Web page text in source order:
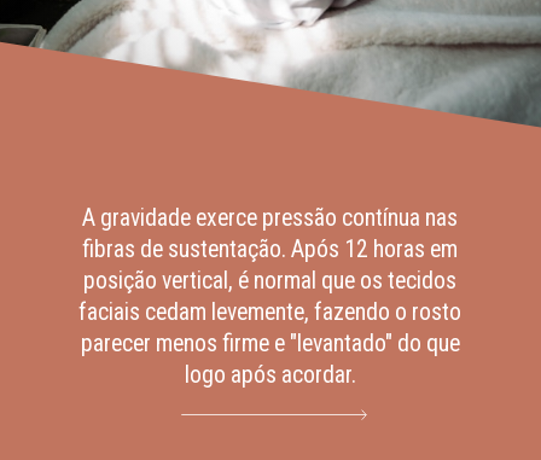
A gravidade exerce pressão contínua nas
fibras de sustentação. Após 12 horas em
posição vertical, é normal que os tecidos
faciais cedam levemente, fazendo o rosto
parecer menos firme e "levantado" do que
logo após acordar.